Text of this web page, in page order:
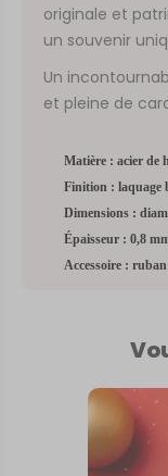
originale et
un souvenir
Un
et pleine de
Matière : acier de
Finition : laquage
Dimensions :
Épaisseur : 0,8
Accessoire :